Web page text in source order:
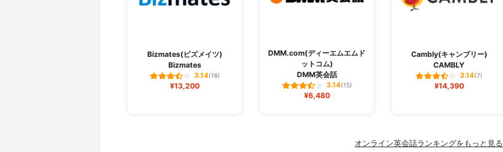
Bizmates(ビズメイツ)
Bizmates
3.14(16)
¥13,200
DMM.com(ディーエムエムド
ットコム)
DMM英会話
3.14(15)
¥6,480
Cambly(キャンブリー)
CAMBLY
3.14(7)
¥14,390
オンライン英会話ランキングをもっと見る